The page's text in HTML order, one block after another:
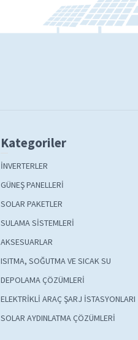
Kategoriler
İNVERTERLER
GÜNEŞ PANELLERİ
SOLAR PAKETLER
SULAMA SİSTEMLERİ
AKSESUARLAR
ISITMA, SOĞUTMA VE SICAK SU
DEPOLAMA ÇÖZÜMLERİ
ELEKTRİKLİ ARAÇ ŞARJ İSTASYONLARI
SOLAR AYDINLATMA ÇÖZÜMLERİ